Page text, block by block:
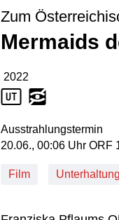
Zum
Mermaids
Produktionsjahr: 2022
2022
Ausstrahlungstermin
20. Juni, 00:06 Uhr in
20.06., 00:06 Uhr ORF
Film Unterhaltung